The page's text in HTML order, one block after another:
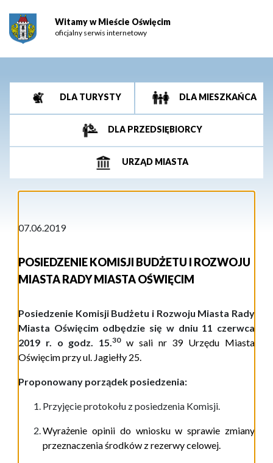
Witamy w Mieście Oświęcim
oficjalny serwis internetowy
DLA TURYSTY DLA MIESZKAŃCA
DLA PRZEDSIĘBIORCY
URZĄD MIASTA
07.06.2019
POSIEDZENIE KOMISJI BUDŻETU I ROZWOJU
MIASTA RADY MIASTA OŚWIĘCIM
Posiedzenie Komisji Budżetu i Rozwoju Miasta Rady
Miasta Oświęcim odbędzie się w dniu 11 czerwca
2019 r. o godz. 15.30 w sali nr 39 Urzędu Miasta
Oświęcim przy ul. Jagiełły 25.
Proponowany porządek posiedzenia:
Przyjęcie protokołu z posiedzenia Komisji.
Wyrażenie opinii do wniosku w sprawie zmiany
przeznaczenia środków z rezerwy celowej.